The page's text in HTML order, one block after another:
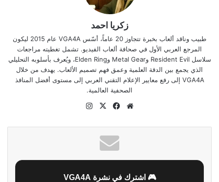
زكريا احمد
طبيب وناقد ألعاب بخبرة تتجاوز 20 عاماً، أسّس VGA4A عام 2015 ليكون
المرجع العربي الأول في صحافة ألعاب الفيديو. تشمل تغطيته مراجعات
سلاسل Resident Evil وMetal Gear وElden Ring، ويُعرف بأسلوبه التحليلي
الذي يجمع بين الدقة العلمية وعمق فهم تصميم الألعاب. يهدف من خلال
VGA4A إلى رفع معايير الإعلام التقني العربي إلى مستوى أفضل المنافذ
الصحفية العالمية.
موقع
فيسبوك
‫X
🎮 اشترك في نشرة VGA4A